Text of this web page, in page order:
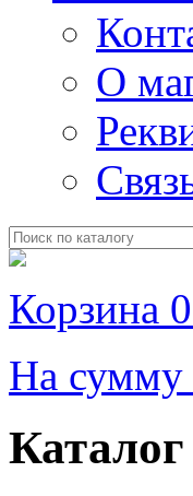
О
Корзина
На сумму
Каталог